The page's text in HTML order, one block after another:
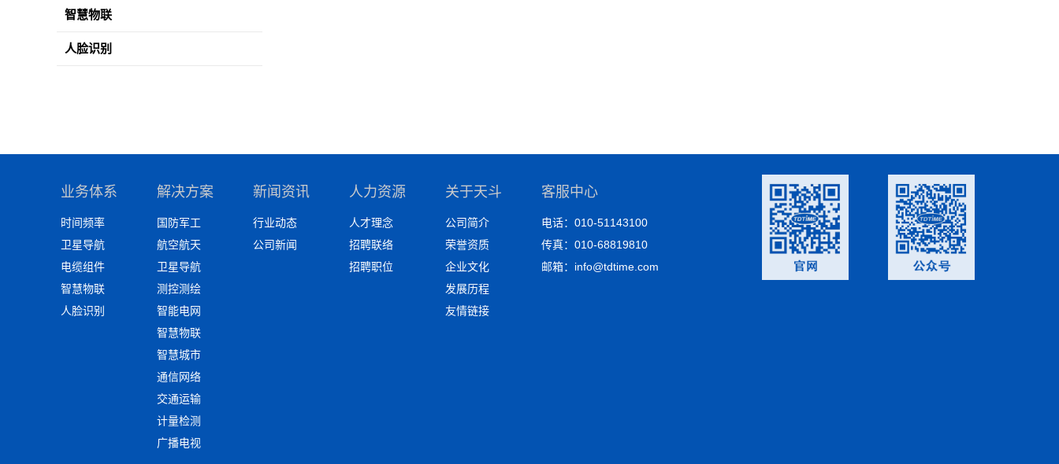
智慧物联
人脸识别
业务体系
时间频率
卫星导航
电缆组件
智慧物联
人脸识别
解决方案
国防军工
航空航天
卫星导航
测控测绘
智能电网
智慧物联
智慧城市
通信网络
交通运输
计量检测
广播电视
新闻资讯
行业动态
公司新闻
人力资源
人才理念
招聘联络
招聘职位
关于天斗
公司简介
荣誉资质
企业文化
发展历程
友情链接
客服中心
电话：010-51143100
传真：010-68819810
邮箱：info@tdtime.com